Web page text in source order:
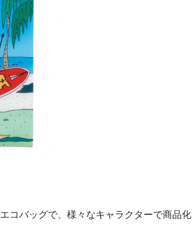
コバッグで、様々なキャラクターで商品化